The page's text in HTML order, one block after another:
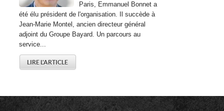
Paris, Emmanuel Bonnet a
été élu président de l'organisation. Il succède à
Jean-Marie Montel, ancien directeur général
adjoint du Groupe Bayard. Un parcours au
service...
LIRE L'ARTICLE